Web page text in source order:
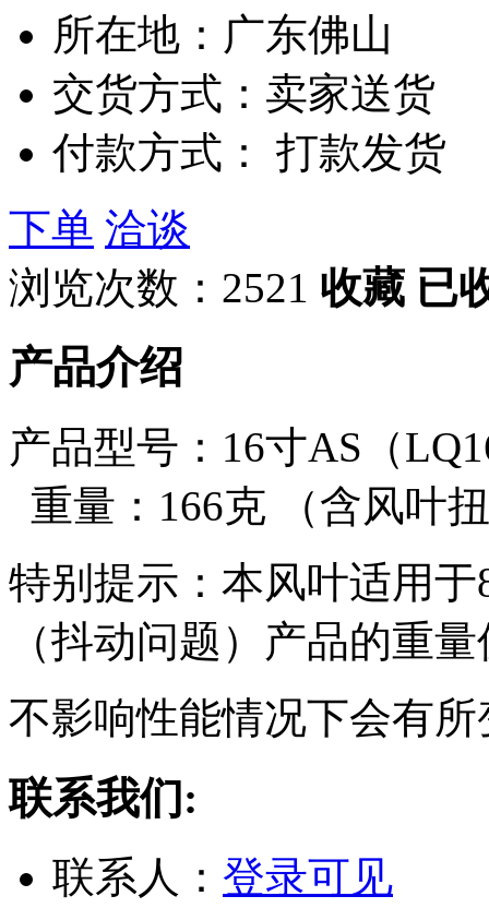
所在地：广东佛山
交货方式：卖家送货
付款方式： 打款发货
下单 洽谈
浏览次数：2521 收藏 已
产品介绍
产品型号：16寸AS（
重量：166克 （含风叶
特别提示：本风叶适用
（抖动问题）产品的重
不影响性能情况下会有所
联系我们:
联系人： 登录可见